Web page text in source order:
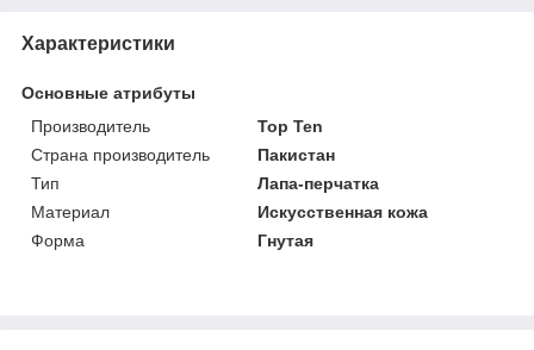
Характеристики
Основные атрибуты
Производитель
Top Ten
Страна производитель
Пакистан
Тип
Лапа-перчатка
Материал
Искусственная кожа
Форма
Гнутая